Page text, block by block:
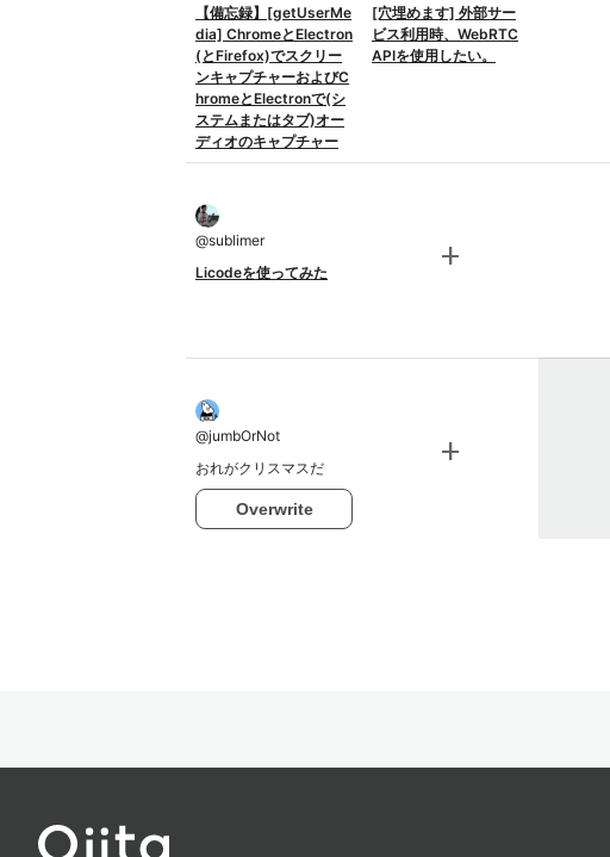
【備忘録】[getUserMe
dia] ChromeとElectron
(とFirefox)でスクリー
ンキャプチャーおよびC
hromeとElectronで(シ
ステムまたはタブ)オー
ディオのキャプチャー
[穴埋めます] 外部サー
ビス利用時、WebRTC
APIを使用したい。
@sublimer
Licodeを使ってみた
add
@jumbOrNot
おれがクリスマスだ
Overwrite
add